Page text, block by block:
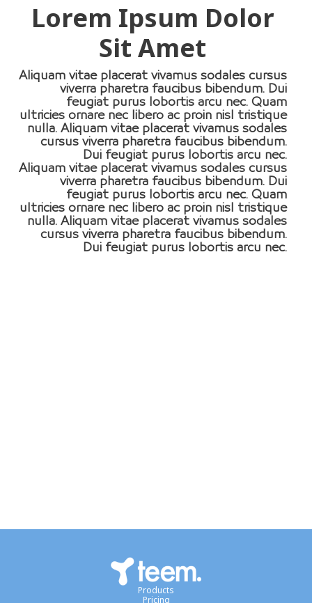
Lorem Ipsum Dolor
Sit Amet
Aliquam vitae placerat vivamus sodales cursus
viverra pharetra faucibus bibendum. Dui
feugiat purus lobortis arcu nec. Quam
ultricies ornare nec libero ac proin nisl tristique
nulla. Aliquam vitae placerat vivamus sodales
cursus viverra pharetra faucibus bibendum.
Dui feugiat purus lobortis arcu nec.
Aliquam vitae placerat vivamus sodales cursus
viverra pharetra faucibus bibendum. Dui
feugiat purus lobortis arcu nec. Quam
ultricies ornare nec libero ac proin nisl tristique
nulla. Aliquam vitae placerat vivamus sodales
cursus viverra pharetra faucibus bibendum.
Dui feugiat purus lobortis arcu nec.
Products
Pricing